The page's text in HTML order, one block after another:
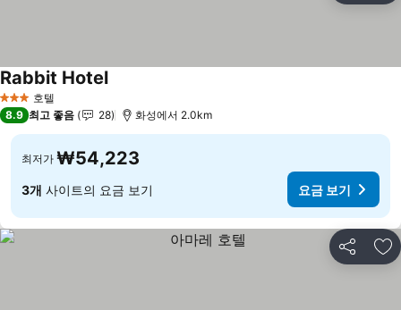
3 성급 호텔
Rabbit Hotel요금 보기
8.9 최고 좋음 28 화성에서 2.0km
최저가 ₩54,223
3개 사이트의 요금 보기 요금 보기
공유 즐